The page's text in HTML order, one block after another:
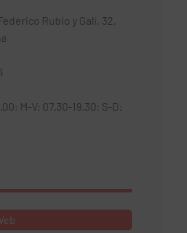
Rubio y Galí, 32,
M-V: 07.30-19.30; S-D: